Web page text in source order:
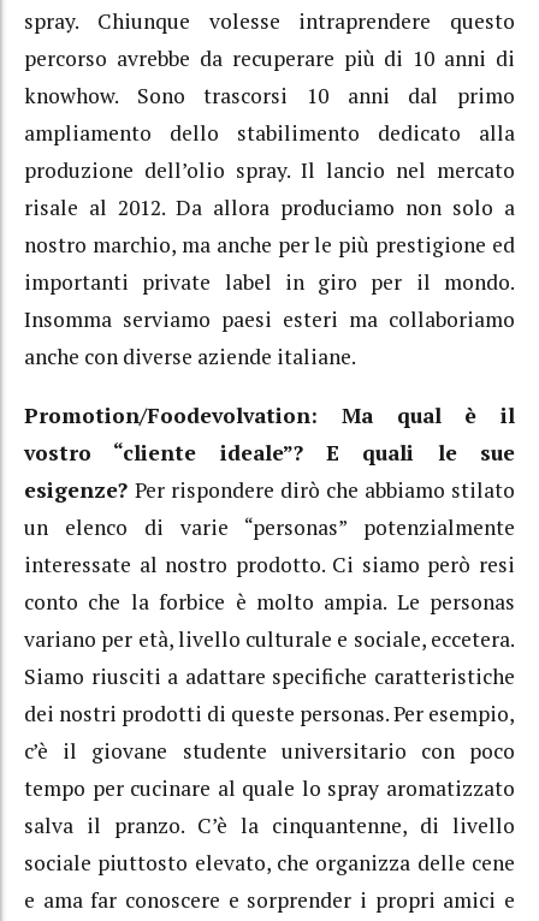
spray. Chiunque volesse intraprendere questo
percorso avrebbe da recuperare più di 10 anni di
knowhow. Sono trascorsi 10 anni dal primo
ampliamento dello stabilimento dedicato alla
produzione dell’olio spray. Il lancio nel mercato
risale al 2012. Da allora produciamo non solo a
nostro marchio, ma anche per le più prestigione ed
importanti private label in giro per il mondo.
Insomma serviamo paesi esteri ma collaboriamo
anche con diverse aziende italiane.
Promotion/Foodevolvation: Ma qual è il
vostro “cliente ideale”? E quali le sue
esigenze? Per rispondere dirò che abbiamo stilato
un elenco di varie “personas” potenzialmente
interessate al nostro prodotto. Ci siamo però resi
conto che la forbice è molto ampia. Le personas
variano per età, livello culturale e sociale, eccetera.
Siamo riusciti a adattare specifiche caratteristiche
dei nostri prodotti di queste personas. Per esempio,
c’è il giovane studente universitario con poco
tempo per cucinare al quale lo spray aromatizzato
salva il pranzo. C’è la cinquantenne, di livello
sociale piuttosto elevato, che organizza delle cene
e ama far conoscere e sorprender i propri amici e